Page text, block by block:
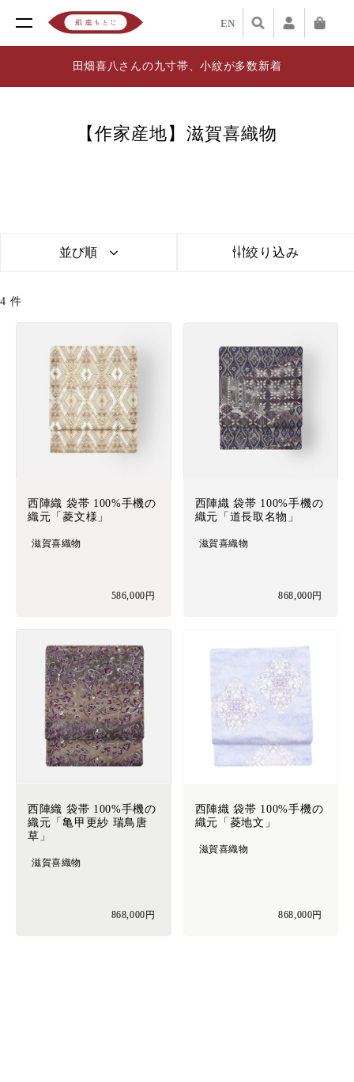
EN
田畑喜八さんの九寸帯、小紋が多数新着
【作家産地】滋賀喜織物
並び順 絞り込み
4 件
西陣織 袋帯 100%手機の
織元「菱文様」
滋賀喜織物
586,000円
西陣織 袋帯 100%手機の
織元「道長取名物」
滋賀喜織物
868,000円
西陣織 袋帯 100%手機の
織元「亀甲更紗 瑞鳥唐
草」
滋賀喜織物
868,000円
西陣織 袋帯 100%手機の
織元「菱地文」
滋賀喜織物
868,000円